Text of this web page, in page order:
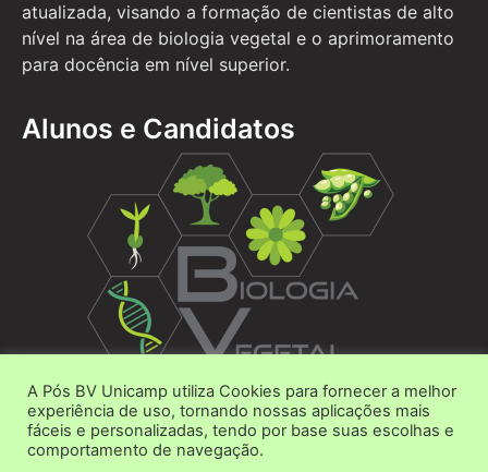
atualizada, visando a formação de cientistas de alto
nível na área de biologia vegetal e o aprimoramento
para docência em nível superior.
Alunos e Candidatos
Área do Aluno
Área do Candidato
A Pós BV Unicamp utiliza Cookies para fornecer a melhor
experiência de uso, tornando nossas aplicações mais
fáceis e personalizadas, tendo por base suas escolhas e
comportamento de navegação.